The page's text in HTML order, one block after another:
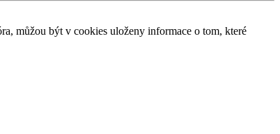
můžou být v cookies uloženy informace o tom, které